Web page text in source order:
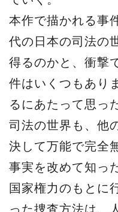
本作で描かれる事
代の日本の司法の
得るのかと、衝撃
件はいくつもあり
るにあたって思っ
司法の世界も、他
決して万能で完全
事実を改めて知っ
国家権力のもとに
った捜査方法は、